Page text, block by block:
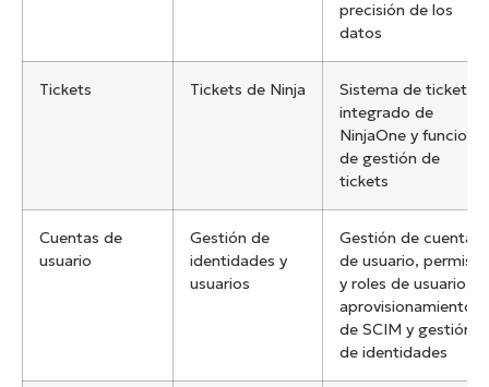
precisión de los
datos
Tickets Tickets de Ninja
Sistema de ticketing
integrado de
NinjaOne y
de gestión de
tickets
Cuentas de
usuario
Gestión de
identidades y
usuarios
Gestión de cuentas
de usuario, permisos
y roles de usuario,
aprovisionamiento
de SCIM y gestión
de identidades